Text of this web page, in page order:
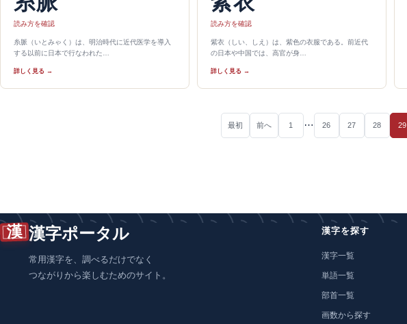
読み方を確認
糸脈（いとみゃく）は、明治時代に近代医学を導入
する以前に日本で行なわれた…
詳しく見る →
読み方を確認
紫衣（しい、しえ）は、紫色の衣服である。前近代
の日本や中国では、高官が身…
詳しく見る →
最初 前へ 1 … 26 27 28 29
漢 漢字ポータル
常用漢字を、調べるだけでなく
つながりから楽しむためのサイト。
漢字を探す
漢字一覧
単語一覧
部首一覧
画数から探す